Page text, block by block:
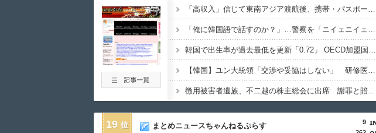
「高収入」信じて東南アジア渡航後、携帯・パスポート奪われ監禁…韓国人の被害急増
「俺に韓国語で話すのか？」…警察を「ニイェニイェニイェ」とからかう韓国滞在外国人の投稿動画が物議
韓国で出生率が過去最低を更新「0.72」 OECD加盟国で唯一 1を下回る
【韓国】ユン大統領「交渉や妥協はしない」 研修医集団ボイコット受け
徴用被害者遺族、不二越の株主総会に出席 謝罪と賠償求める
19
9
まとめニュースちゃんねるぷらす